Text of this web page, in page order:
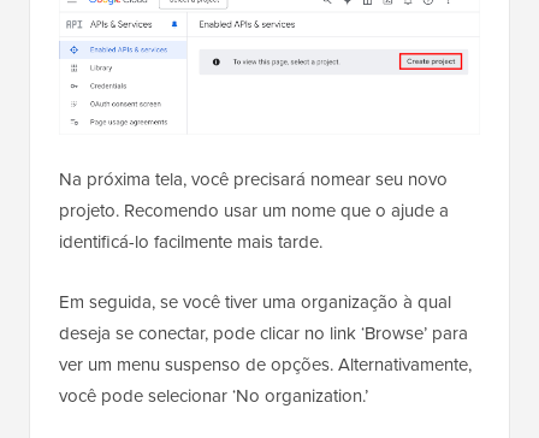
Na próxima tela, você precisará nomear seu novo
projeto. Recomendo usar um nome que o ajude a
identificá-lo facilmente mais tarde.
Em seguida, se você tiver uma organização à qual
deseja se conectar, pode clicar no link ‘Browse’ para
ver um menu suspenso de opções. Alternativamente,
você pode selecionar ‘No organization.’